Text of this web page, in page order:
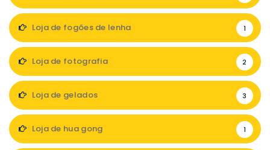
Loja de fogões de lenha 1
Loja de fotografia 2
Loja de gelados 3
Loja de hua gong 1